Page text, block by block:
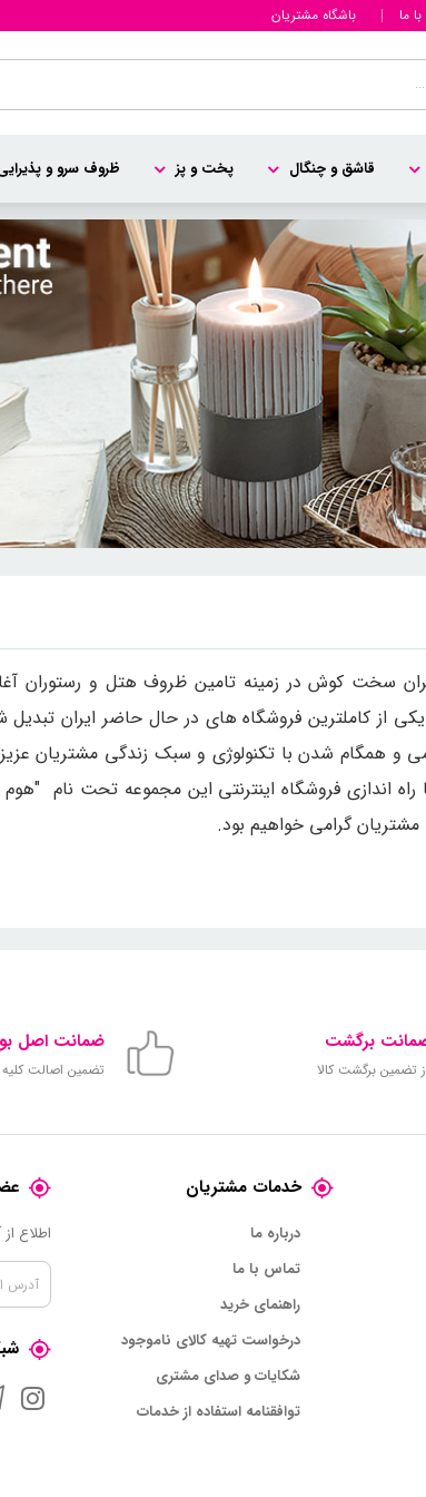
ما باشگاه مشتریان
قاشق و چنگال پخت و پز ظروف سرو و
فعالیت خود را از سال ۱۳۷0 با همت مدیران سخت کوش در زمینه تامین
از کاملترین فروشگاه های در حال حاضر ایران
و همگام شدن با تکنولوژی و سبک زندگی مشتریان
اندازی فروشگاه اینترنتی این مجموعه تحت نام
گرامی خواهیم بود.
تضمین برگشت کالا
ضمانت اصل
تضمین اصالت کلیه
خدمات مشتریان
درباره ما
تماس با ما
راهنمای خرید
درخواست تهیه کالای ناموجود
شکایات و صدای مشتری
توافقنامه استفاده از خدمات
اطلاع